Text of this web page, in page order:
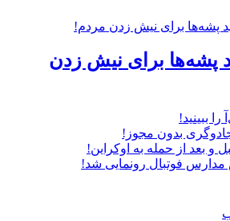
پشه‌ها برای نیش زدن